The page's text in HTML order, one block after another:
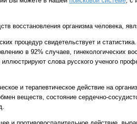
восстановления организма человека,
процедур свидетельствует и
в 92% случаев, гинекологических
слова русского ученого
и терапевтическое действие на
веществ, состояние сердечно-